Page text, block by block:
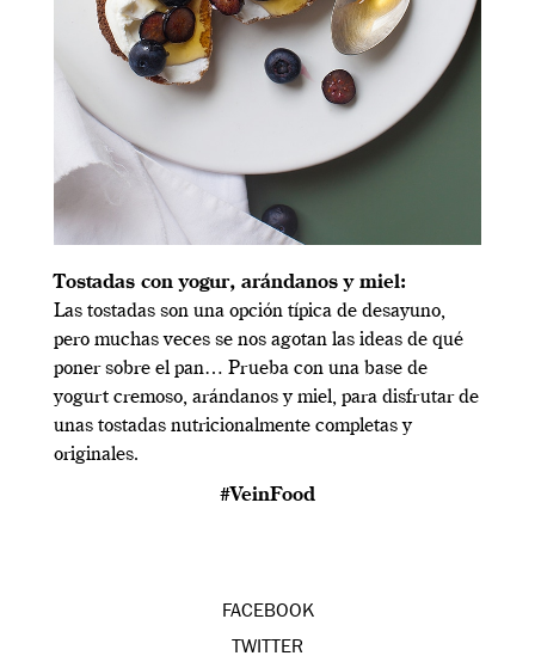
Tostadas con yogur, arándanos y miel:
Las tostadas son una opción típica de desayuno,
pero muchas veces se nos agotan las ideas de qué
poner sobre el pan… Prueba con una base de
yogurt cremoso, arándanos y miel, para disfrutar de
unas tostadas nutricionalmente completas y
originales.
#VeinFood
FACEBOOK
TWITTER